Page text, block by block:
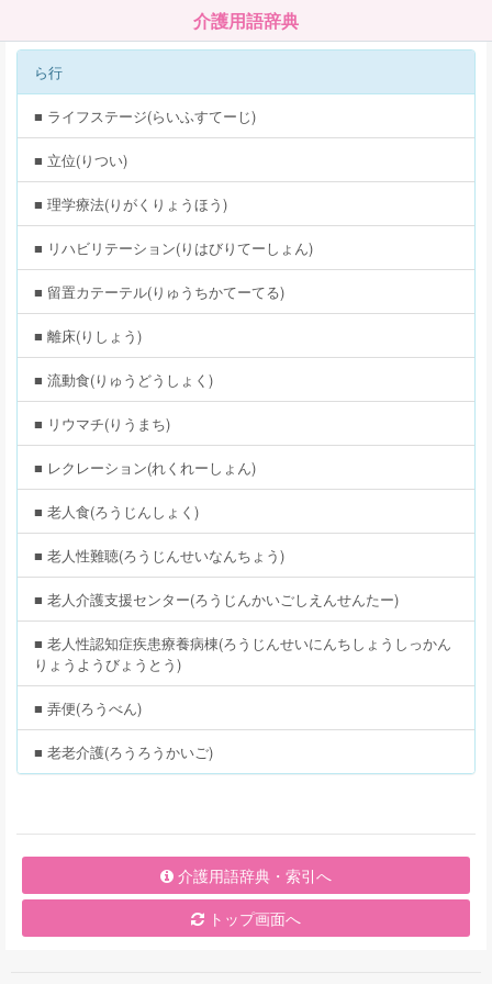
介護用語辞典
ら行
■ ライフステージ(らいふすてーじ)
■ 立位(りつい)
■ 理学療法(りがくりょうほう)
■ リハビリテーション(りはびりてーしょん)
■ 留置カテーテル(りゅうちかてーてる)
■ 離床(りしょう)
■ 流動食(りゅうどうしょく)
■ リウマチ(りうまち)
■ レクレーション(れくれーしょん)
■ 老人食(ろうじんしょく)
■ 老人性難聴(ろうじんせいなんちょう)
■ 老人介護支援センター(ろうじんかいごしえんせんたー)
■ 老人性認知症疾患療養病棟(ろうじんせいにんちしょうしっかん
りょうようびょうとう)
■ 弄便(ろうべん)
■ 老老介護(ろうろうかいご)
介護用語辞典・索引へ
トップ画面へ